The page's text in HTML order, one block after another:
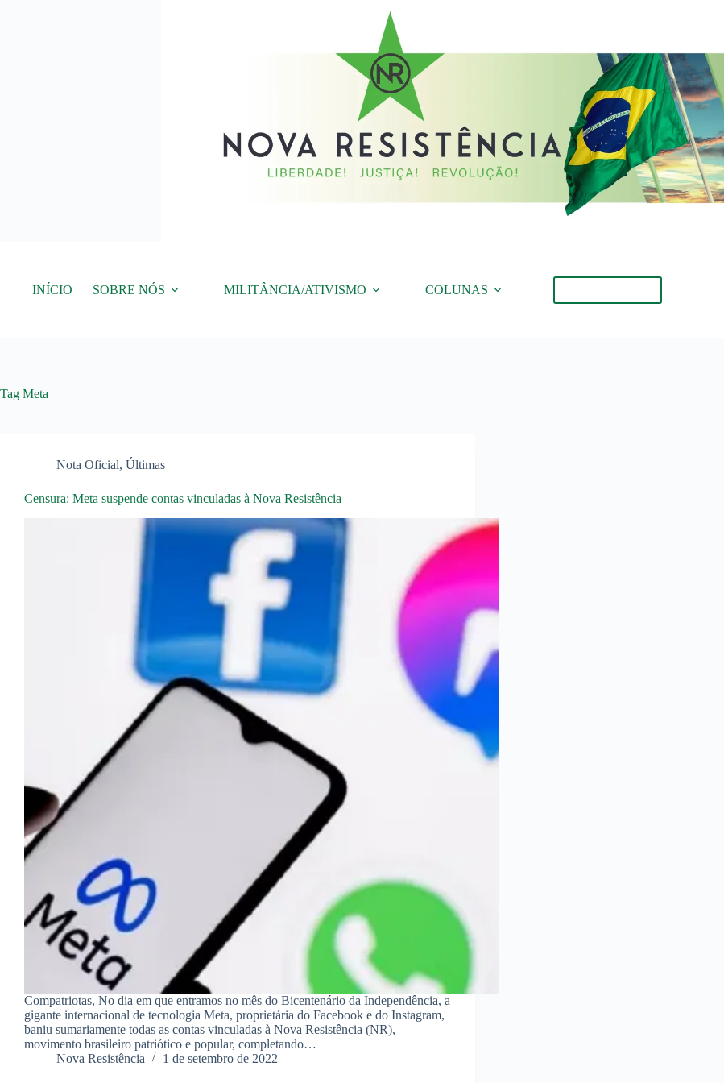
INÍCIO SOBRE NÓS MILITÂNCIA/ATIVISMO COLUNAS
Tag Meta
Nota Oficial, Últimas
Censura: Meta suspende contas vinculadas à Nova Resistência
Compatriotas, No dia em que entramos no mês do Bicentenário da Independência, a
gigante internacional de tecnologia Meta, proprietária do Facebook e do Instagram,
baniu sumariamente todas as contas vinculadas à Nova Resistência (NR),
movimento brasileiro patriótico e popular, completando…
Nova Resistência
1 de setembro de 2022